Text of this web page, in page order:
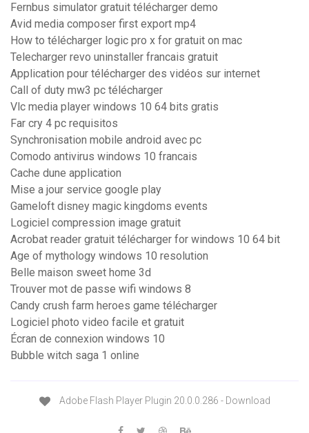
Fernbus simulator gratuit télécharger demo
Avid media composer first export mp4
How to télécharger logic pro x for gratuit on mac
Telecharger revo uninstaller francais gratuit
Application pour télécharger des vidéos sur internet
Call of duty mw3 pc télécharger
Vlc media player windows 10 64 bits gratis
Far cry 4 pc requisitos
Synchronisation mobile android avec pc
Comodo antivirus windows 10 francais
Cache dune application
Mise a jour service google play
Gameloft disney magic kingdoms events
Logiciel compression image gratuit
Acrobat reader gratuit télécharger for windows 10 64 bit
Age of mythology windows 10 resolution
Belle maison sweet home 3d
Trouver mot de passe wifi windows 8
Candy crush farm heroes game télécharger
Logiciel photo video facile et gratuit
Écran de connexion windows 10
Bubble witch saga 1 online
Adobe Flash Player Plugin 20.0.0.286 - Download